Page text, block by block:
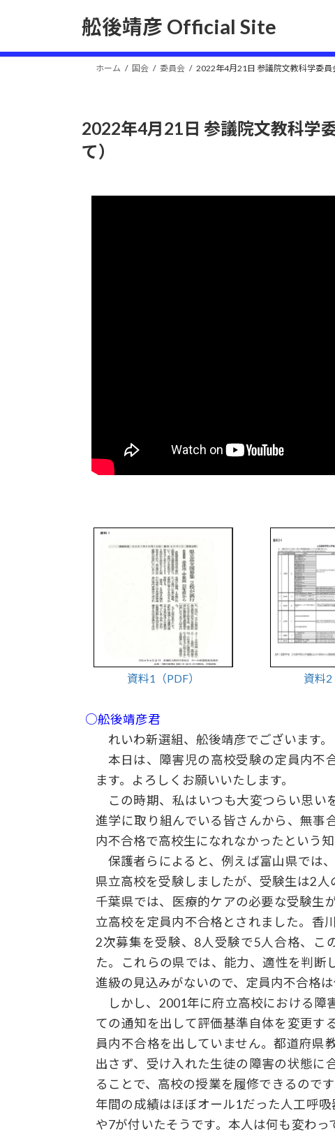
ン
ー
舩後靖彦 Official Site
ホーム 国会 委員会 2022年4月21日 参議院文教科学委員
2022年4月21日 参議院文教科学
て）
資料1（PDF） 資料2
○舩後靖彦君
れいわ新選組、舩後靖彦でございます。
本日は、障害児の高校受験の定員内不
ます。よろしくお願いいたします。
この時期、私はいつも大変つらい思い
進学に取り組んでいる皆さんから、無事
内不合格で高校生になれなかったという知
保護者らによると、例えば富山県では
県立高校を受験しましたが、受験生は2人
千葉県では、医療的ケアの必要な受験生
立高校を定員内不合格とされました。香
2次募集を受験、8人受験で5人合格、こ
た。これらの県では、能力、適性を判断
進級の見込みがないので、定員内不合格は
しかし、2001年に府立高校における
ての通知を出して評価基準自体を変更す
員内不合格を出していません。都道府県
出さず、受け入れた生徒の障害の状態に
ることで、高校の授業を履修できるので
年間の成績はほぼオール1だった人工呼
や7が付いたそうです。本人は何も変わ